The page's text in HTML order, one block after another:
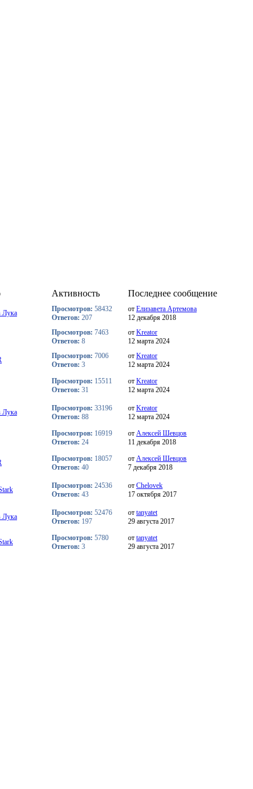
Активность
Последнее сообщение
Лука Просмотров: 58432
Ответов: 207
от Елизавета Артемова
12 декабря 2018
Просмотров: 7463
Ответов: 8
от Kreator
12 марта 2024
Просмотров: 7006
Ответов: 3
от Kreator
12 марта 2024
Просмотров: 15511
Ответов: 31
от Kreator
12 марта 2024
Лука Просмотров: 33196
Ответов: 88
от Kreator
12 марта 2024
Просмотров: 16919
Ответов: 24
от Алексей Шевцов
11 декабря 2018
Просмотров: 18057
Ответов: 40
от Алексей Шевцов
7 декабря 2018
Просмотров: 24536
Ответов: 43
от Chelovek
17 октября 2017
Лука Просмотров: 52476
Ответов: 197
от tanyatet
29 августа 2017
Просмотров: 5780
Ответов: 3
от tanyatet
29 августа 2017